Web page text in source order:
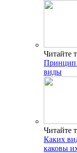
Читайте
Принцип
виды
Читайте
Каких
каковы